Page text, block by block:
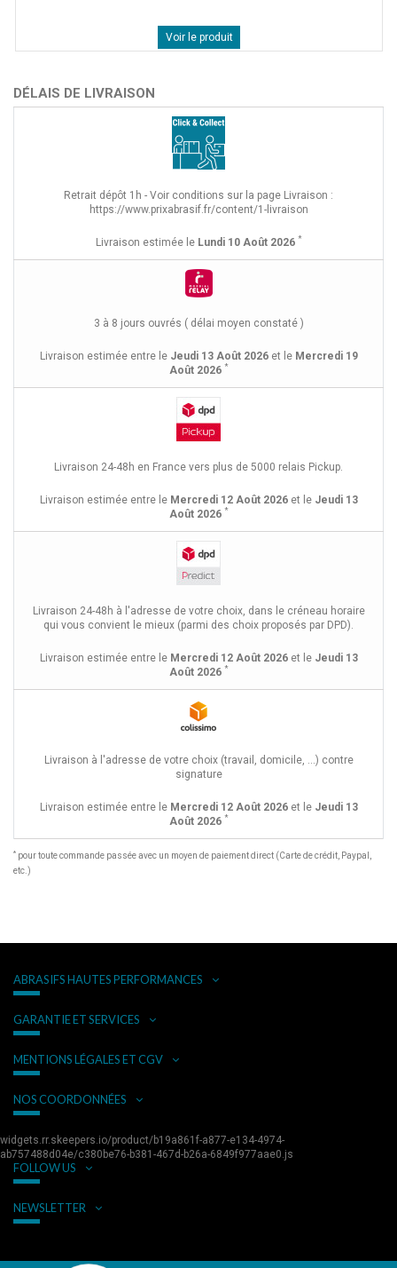
Voir le produit
DÉLAIS DE LIVRAISON
Retrait dépôt 1h - Voir conditions sur la page Livraison :
https://www.prixabrasif.fr/content/1-livraison
Livraison estimée le Lundi 10 Août 2026 *
3 à 8 jours ouvrés ( délai moyen constaté )
Livraison estimée entre le Jeudi 13 Août 2026et le Mercredi 19
Août 2026 *
Livraison 24-48h en France vers plus de 5000 relais Pickup.
Livraison estimée entre le Mercredi 12 Août 2026et le Jeudi 13
Août 2026 *
Livraison 24-48h à l'adresse de votre choix, dans le créneau horaire
qui vous convient le mieux (parmi des choix proposés par DPD).
Livraison estimée entre le Mercredi 12 Août 2026et le Jeudi 13
Août 2026 *
Livraison à l'adresse de votre choix (travail, domicile, ...) contre
signature
Livraison estimée entre le Mercredi 12 Août 2026et le Jeudi 13
Août 2026 *
* pour toute commande passée avec un moyen de paiement direct (Carte de crédit, Paypal,
etc.)
ABRASIFS HAUTES PERFORMANCES
GARANTIE ET SERVICES
MENTIONS LÉGALES ET CGV
NOS COORDONNÉES
widgets.rr.skeepers.io/product/b19a861f-a877-e134-4974-
ab757488d04e/c380be76-b381-467d-b26a-6849f977aae0.js
FOLLOW US
NEWSLETTER